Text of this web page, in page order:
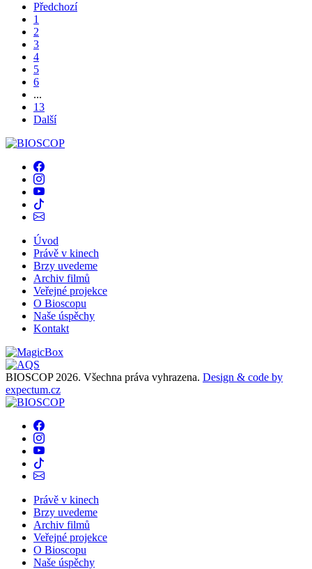
Předchozí
1
2
3
4
5
6
...
13
Další
Úvod
Právě v kinech
Brzy uvedeme
Archiv filmů
Veřejné projekce
O Bioscopu
Naše úspěchy
Kontakt
BIOSCOP 2026. Všechna práva vyhrazena. Design & code by
expectum.cz
Právě v kinech
Brzy uvedeme
Archiv filmů
Veřejné projekce
O Bioscopu
Naše úspěchy